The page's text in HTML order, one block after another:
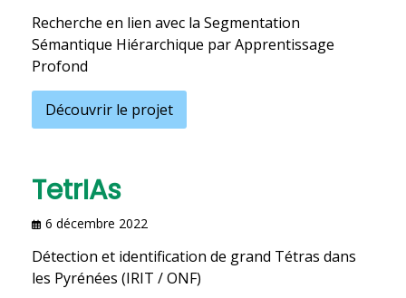
Recherche en lien avec la Segmentation
Sémantique Hiérarchique par Apprentissage
Profond
Découvrir le projet
TetrIAs
6 décembre 2022
Détection et identification de grand Tétras dans
les Pyrénées (IRIT / ONF)